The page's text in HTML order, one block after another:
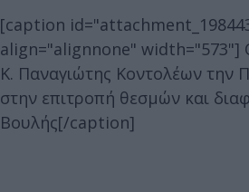
[caption
align="alignnone" width="573"]
Κ. Παναγιώτης Κοντολέων την
στην επιτροπή θεσμών και
Βουλής[/caption]